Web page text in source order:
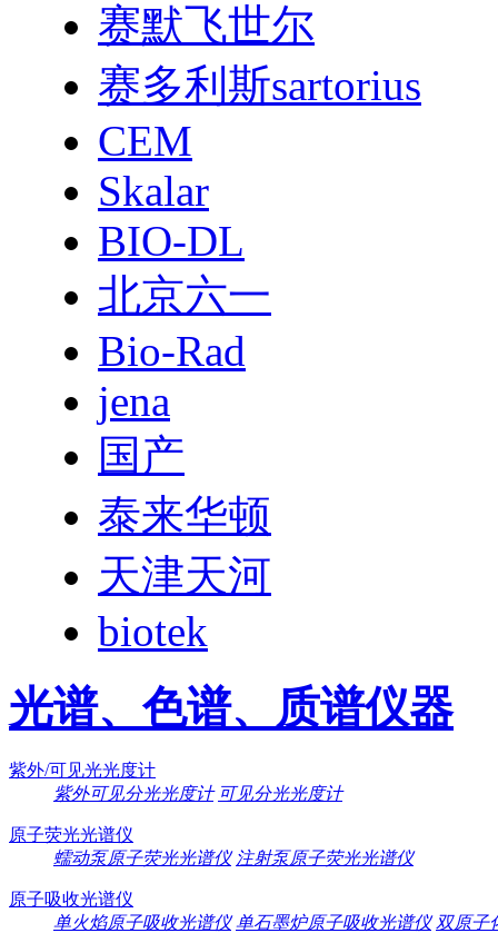
赛默飞世尔
赛多利斯sartorius
CEM
Skalar
BIO-DL
北京六一
Bio-Rad
jena
国产
泰来华顿
天津天河
biotek
光谱、色谱、质谱仪器
紫外/可见光光度计
紫外可见分光光度计 可见分光光度计
原子荧光光谱仪
蠕动泵原子荧光光谱仪 注射泵原子荧光光谱仪
原子吸收光谱仪
单火焰原子吸收光谱仪 单石墨炉原子吸收光谱仪 双原子